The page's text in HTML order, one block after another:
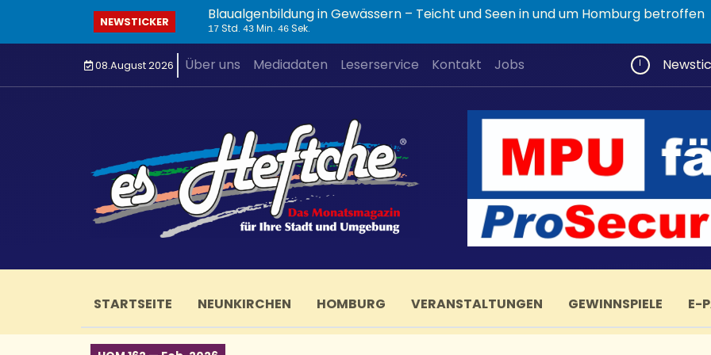
NEWSTICKER Blaualgenbildung in Gewässern – Teicht und Seen in und um Homburg betroffen
17 Std. 43 Min. 47 Sek.
08.August 2026 Über uns Mediadaten Leserservice Kontakt Jobs
STARTSEITE NEUNKIRCHEN HOMBURG VERANSTALTUNGEN GEWINNSPIELE E-